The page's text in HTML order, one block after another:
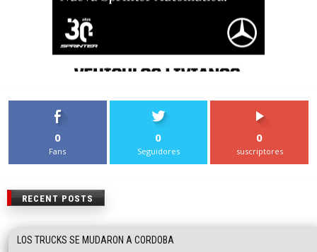
0
Fans
0
Seguidores
0
suscriptores
RECENT POSTS
LOS TRUCKS SE MUDARON A CORDOBA